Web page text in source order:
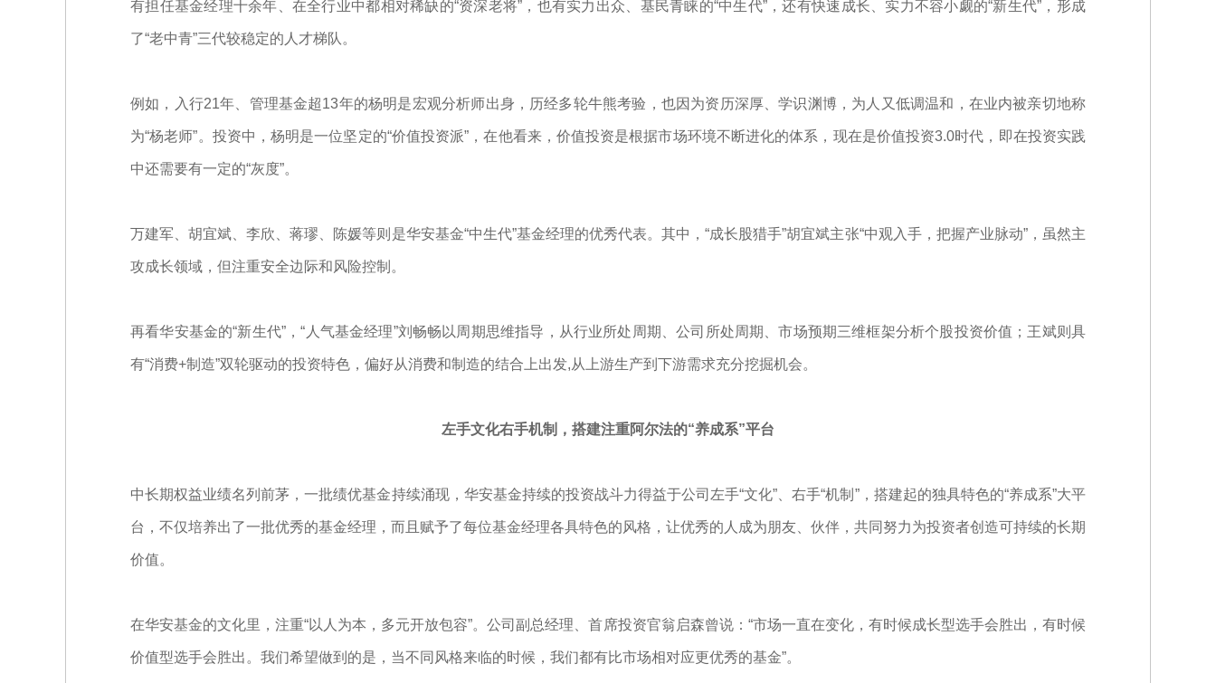
有担任基金经理十余年、在全行业中都相对稀缺的“资深老将”，也有实力出众、基民青睐的“中生代”，还有快速成长、实力不容小觑的“新生代”，形成
了“老中青”三代较稳定的人才梯队。
例如，入行21年、管理基金超13年的杨明是宏观分析师出身，历经多轮牛熊考验，也因为资历深厚、学识渊博，为人又低调温和，在业内被亲切地称
为“杨老师”。投资中，杨明是一位坚定的“价值投资派”，在他看来，价值投资是根据市场环境不断进化的体系，现在是价值投资3.0时代，即在投资实践
中还需要有一定的“灰度”。
万建军、胡宜斌、李欣、蒋璆、陈媛等则是华安基金“中生代”基金经理的优秀代表。其中，“成长股猎手”胡宜斌主张“中观入手，把握产业脉动”，虽然主
攻成长领域，但注重安全边际和风险控制。
再看华安基金的“新生代”，“人气基金经理”刘畅畅以周期思维指导，从行业所处周期、公司所处周期、市场预期三维框架分析个股投资价值；王斌则具
有“消费+制造”双轮驱动的投资特色，偏好从消费和制造的结合上出发,从上游生产到下游需求充分挖掘机会。
左手文化右手机制，搭建注重阿尔法的“养成系”平台
中长期权益业绩名列前茅，一批绩优基金持续涌现，华安基金持续的投资战斗力得益于公司左手“文化”、右手“机制”，搭建起的独具特色的“养成系”大平
台，不仅培养出了一批优秀的基金经理，而且赋予了每位基金经理各具特色的风格，让优秀的人成为朋友、伙伴，共同努力为投资者创造可持续的长期
价值。
在华安基金的文化里，注重“以人为本，多元开放包容”。公司副总经理、首席投资官翁启森曾说：“市场一直在变化，有时候成长型选手会胜出，有时候
价值型选手会胜出。我们希望做到的是，当不同风格来临的时候，我们都有比市场相对应更优秀的基金”。